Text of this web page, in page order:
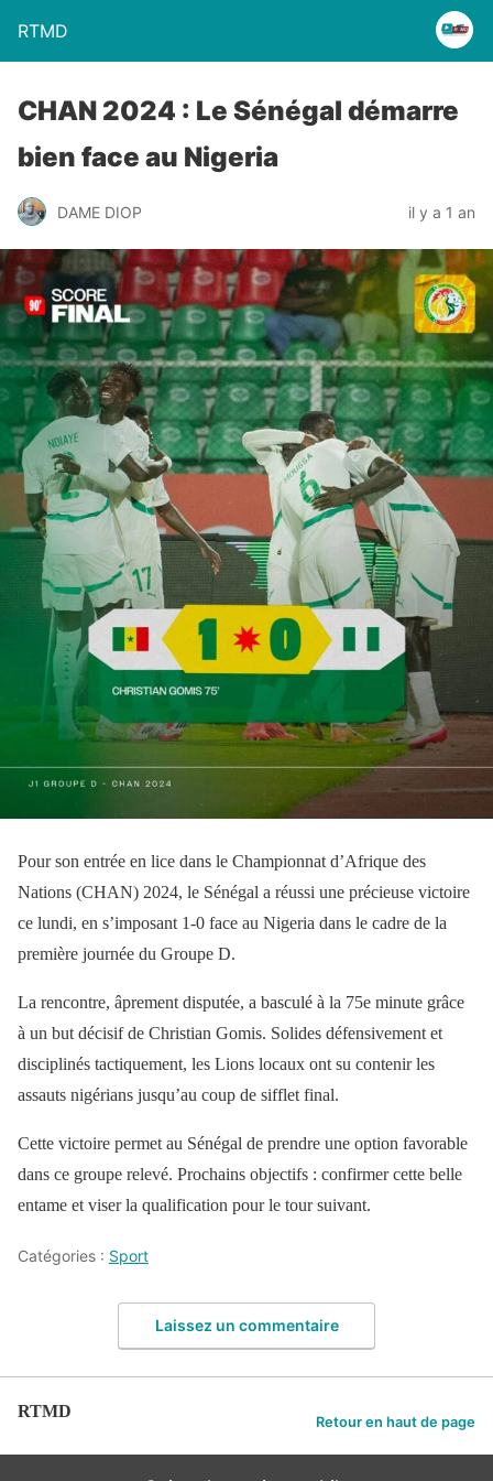
RTMD
CHAN 2024 : Le Sénégal démarre
bien face au Nigeria
DAME DIOP il y a 1 an
Pour son entrée en lice dans le Championnat d’Afrique des
Nations (CHAN) 2024, le Sénégal a réussi une précieuse victoire
ce lundi, en s’imposant 1-0 face au Nigeria dans le cadre de la
première journée du Groupe D.
La rencontre, âprement disputée, a basculé à la 75e minute grâce
à un but décisif de Christian Gomis. Solides défensivement et
disciplinés tactiquement, les Lions locaux ont su contenir les
assauts nigérians jusqu’au coup de sifflet final.
Cette victoire permet au Sénégal de prendre une option favorable
dans ce groupe relevé. Prochains objectifs : confirmer cette belle
entame et viser la qualification pour le tour suivant.
Catégories : Sport
Laissez un commentaire
RTMD
Retour en haut de page